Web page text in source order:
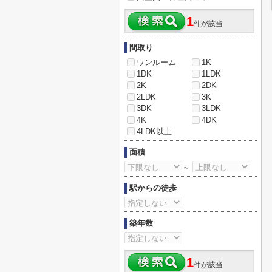
1件が該当
間取り
ワンルーム
1K
1DK
1LDK
2K
2DK
2LDK
3K
3DK
3LDK
4K
4DK
4LDK以上
面積
～
駅からの徒歩
築年数
1件が該当